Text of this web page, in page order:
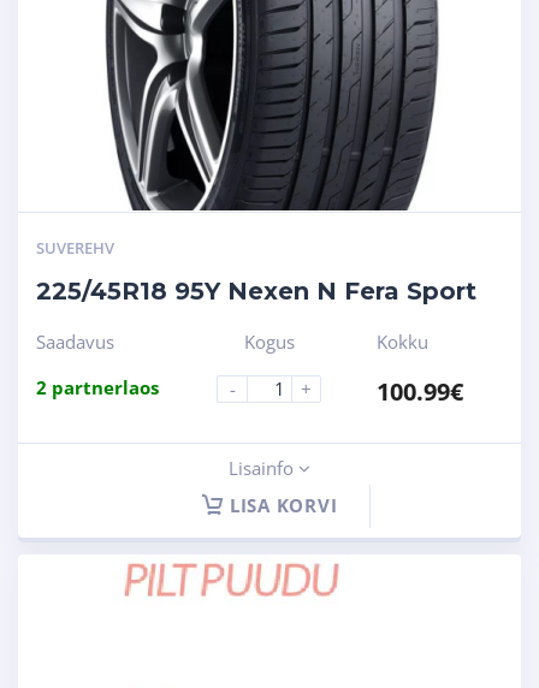
SUVEREHV
225/45R18 95Y Nexen N Fera Sport
Saadavus
2 partnerlaos
Kogus
-
+
Kokku
100.99€
Lisainfo
LISA KORVI